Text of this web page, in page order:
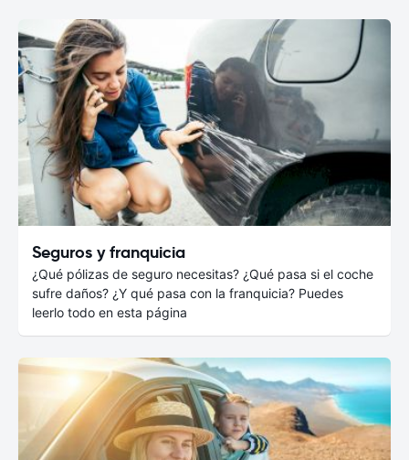
Seguros y franquicia
¿Qué pólizas de seguro necesitas? ¿Qué pasa si el coche
sufre daños? ¿Y qué pasa con la franquicia? Puedes
leerlo todo en esta página